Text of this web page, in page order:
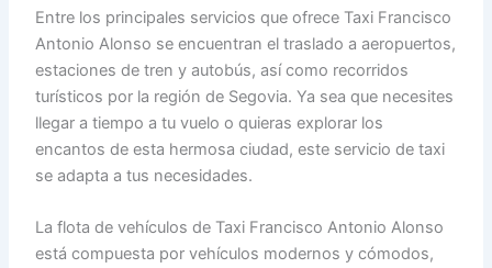
Entre los principales servicios que ofrece Taxi Francisco
Antonio Alonso se encuentran el traslado a aeropuertos,
estaciones de tren y autobús, así como recorridos
turísticos por la región de Segovia. Ya sea que necesites
llegar a tiempo a tu vuelo o quieras explorar los
encantos de esta hermosa ciudad, este servicio de taxi
se adapta a tus necesidades.
La flota de vehículos de Taxi Francisco Antonio Alonso
está compuesta por vehículos modernos y cómodos,